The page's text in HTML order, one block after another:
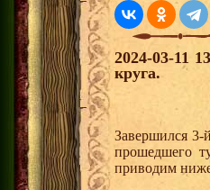
2024-03-11
круга.
Завершился 3-
прошедшего
приводим